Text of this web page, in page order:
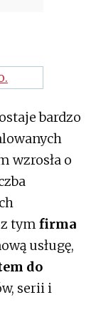
bardzo
wzrosła o
tym firma
usługę,
do
serii i